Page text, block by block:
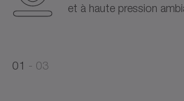
et à haute pression
01
03